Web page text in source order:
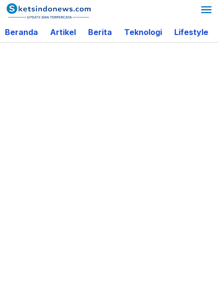
Lewati
ke
konten
Beranda Artikel Berita Teknologi Lifestyle